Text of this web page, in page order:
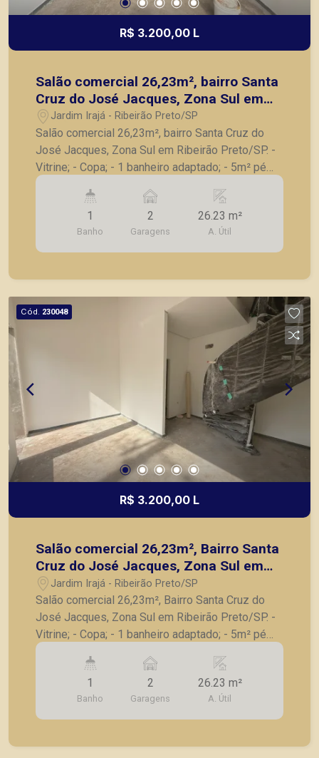
R$ 3.200,00 L
Salão comercial 26,23m², bairro Santa
Cruz do José Jacques, Zona Sul em
Ribeirão Preto/SP.
Jardim Irajá - Ribeirão Preto/SP
Salão comercial 26,23m², bairro Santa Cruz do
José Jacques, Zona Sul em Ribeirão Preto/SP. -
Vitrine; - Copa; - 1 banheiro adaptado; - 5m² pé
direito; - mezanino com 10.97m²; - 2 vagas de
seus clientes com agilidade e segurança, em
locação, vendas de imóveis prontos, usados ou
mesmo nos principais lançamentos da cidade de
1
Banho
2
Garagens
26.23 m²
A. Útil
Cód. 230048
R$ 3.200,00 L
Salão comercial 26,23m², Bairro Santa
Cruz do José Jacques, Zona Sul em
Ribeirão Preto/SP.
Jardim Irajá - Ribeirão Preto/SP
Salão comercial 26,23m², Bairro Santa Cruz do
José Jacques, Zona Sul em Ribeirão Preto/SP. -
Vitrine; - Copa; - 1 banheiro adaptado; - 5m² pé
direito; - Mezanino com 10.97m²; - 2 vagas de
seus clientes com agilidade e segurança, em
locação, vendas de imóveis prontos, usados ou
mesmo nos principais lançamentos da cidade de
1
Banho
2
Garagens
26.23 m²
A. Útil